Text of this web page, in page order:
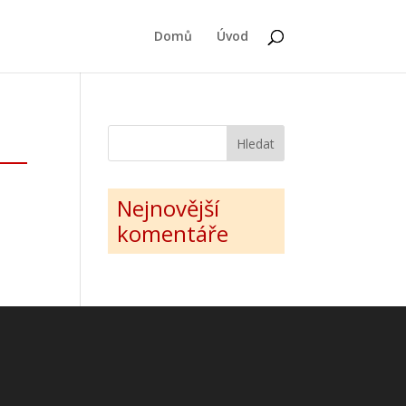
Domů Úvod
Nejnovější
komentáře